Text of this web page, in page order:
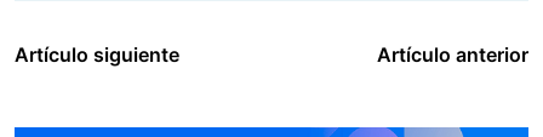
Artículo siguiente Artículo anterior